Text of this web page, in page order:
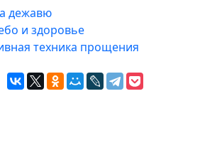
дежавю
и здоровье
техника прощения